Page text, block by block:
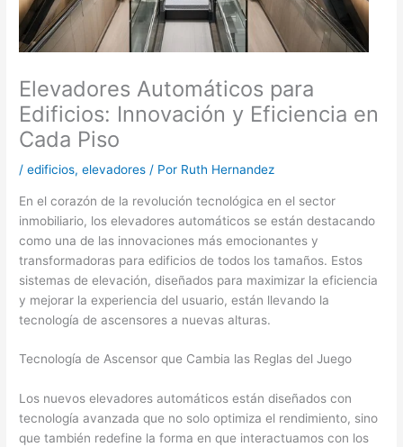
Elevadores Automáticos para
Edificios: Innovación y Eficiencia en
Cada Piso
/edificios,elevadores / Por Ruth Hernandez
En el corazón de la revolución tecnológica en el sector
inmobiliario, los elevadores automáticos se están destacando
como una de las innovaciones más emocionantes y
transformadoras para edificios de todos los tamaños. Estos
sistemas de elevación, diseñados para maximizar la eficiencia
y mejorar la experiencia del usuario, están llevando la
tecnología de ascensores a nuevas alturas.
Tecnología de Ascensor que Cambia las Reglas del Juego
Los nuevos elevadores automáticos están diseñados con
tecnología avanzada que no solo optimiza el rendimiento, sino
que también redefine la forma en que interactuamos con los